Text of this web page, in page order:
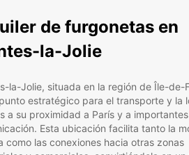
de furgonetas en
la-Jolie
la-Jolie, situada en la región de Île-de-
estratégico para el transporte y la
a su proximidad a París y a
Esta ubicación facilita tanto la
como las conexiones hacia otras zonas